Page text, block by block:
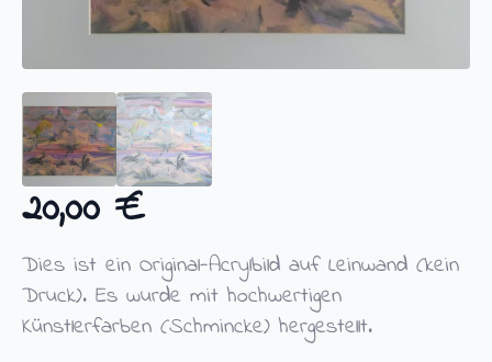
20,00 €
Dies ist ein Original-Acrylbild auf Leinwand (kein
Druck). Es wurde mit hochwertigen
Künstlerfarben (Schmincke) hergestellt.